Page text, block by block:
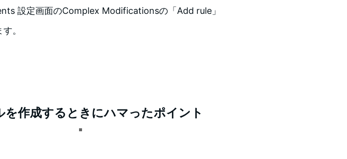
設定画面のComplex Modificationsの「Add rule」
。
を作成するときにハマったポイント